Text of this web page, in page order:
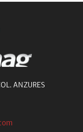
ANZURES